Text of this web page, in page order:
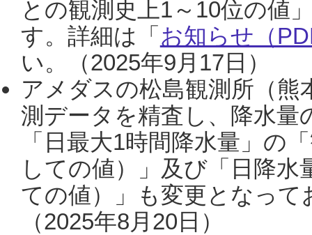
との観測史上1～10位の値
す。詳細は「 お知らせ（
い。（2025年9月17日）
アメダスの松島観測所（熊
測データを精査し、降水
「日最大1時間降水量」の
しての値）」及び「日降
ての値）」も変更となっ
（2025年8月20日）